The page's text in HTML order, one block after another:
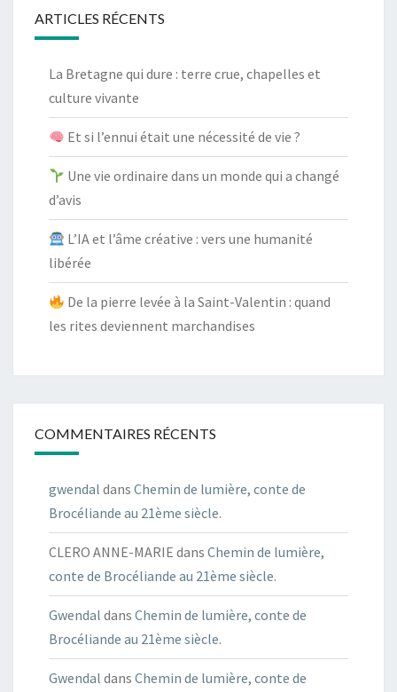
ARTICLES RÉCENTS
La Bretagne qui dure : terre crue, chapelles et
culture vivante
Et si l’ennui était une nécessité de vie ?
Une vie ordinaire dans un monde qui a changé
d’avis
L’IA et l’âme créative : vers une humanité
libérée
De la pierre levée à la Saint-Valentin : quand
les rites deviennent marchandises
COMMENTAIRES RÉCENTS
gwendal dans Chemin de lumière, conte de
Brocéliande au 21ème siècle.
CLERO ANNE-MARIE dans Chemin de lumière,
conte de Brocéliande au 21ème siècle.
Gwendal dans Chemin de lumière, conte de
Brocéliande au 21ème siècle.
Gwendal dans Chemin de lumière, conte de